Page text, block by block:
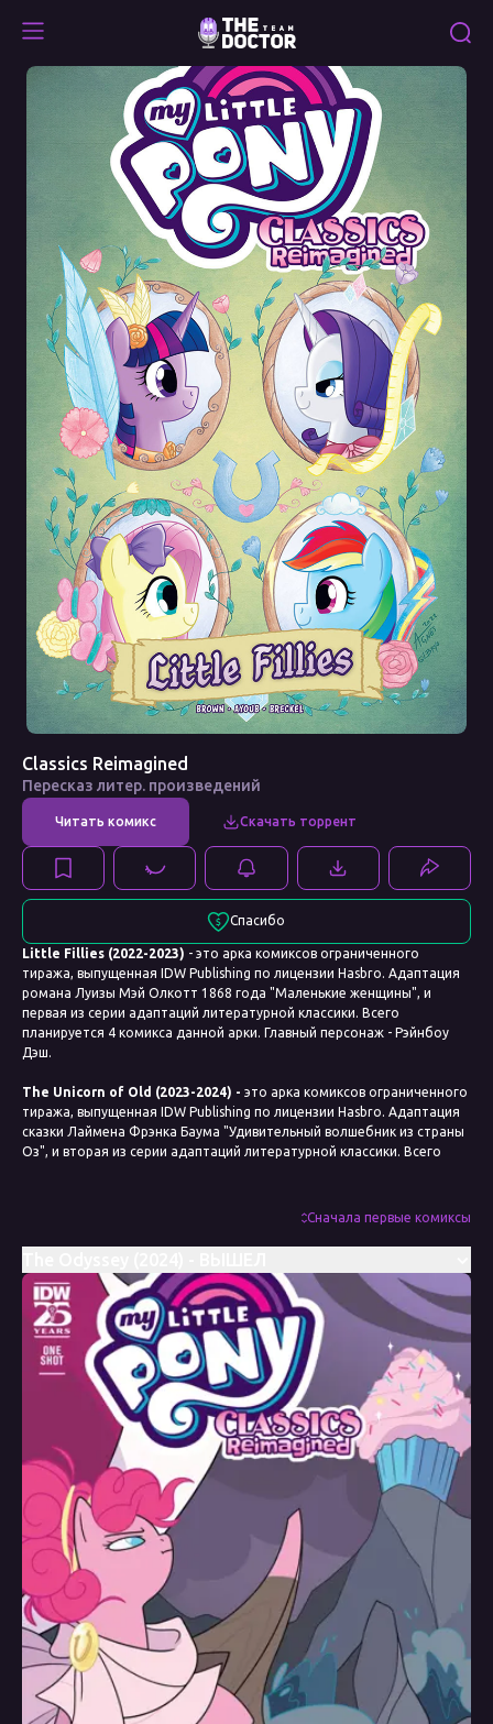
Classics
Classics Reimagined
Пересказ литер. произведений
Спасибо
Little Fillies (2022-2023) - это арка комиксов ограниченного
тиража, выпущенная IDW Publishing по лицензии Hasbro. Адаптация
романа Луизы Мэй Олкотт 1868 года "Маленькие женщины", и
первая из серии адаптаций литературной классики. Всего
планируется 4 комикса данной арки. Главный персонаж - Рэйнбоу
Дэш.
The Unicorn of Old (2023-2024) - это арка комиксов ограниченного
тиража, выпущенная IDW Publishing по лицензии Hasbro. Адаптация
сказки Лаймена Фрэнка Баума "Удивительный волшебник из страны
Оз", и вторая из серии адаптаций литературной классики. Всего
- это комикс ограниченного
трагедии Уильяма Шекспира 1597 года "Ромео и Джульетта", и
персонаж - Пинки Пай.
The Odyssey (2024, один выпуск) - это комикс ограниченного
тиража, выпущенный IDW Publishing по лицензии Hasbro. Адаптация
Одиссеи, древнегреческой эпической поэмы, приписываемой
Гомеру, и четвёртая в серии адаптаций литературной классики.
Главный персонаж - Пинки Пай.
Дата выхода
Сценарист
Меган Браун, Джереми Уитли
Художник
Дженна Аюб, Мэтт Фрезе, Брианна Гарсия, Натали Хейнс, Джаста
Сута, Робин Истер
Колорист
Хизер Брекель, Натали Фурдрен, Натали Хейнс, Джаста Сута, Робин
Истер
Редактор
Райли Фармер, Бикси Матье
Сначала первые комиксы